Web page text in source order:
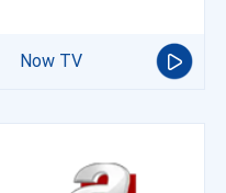
Now TV